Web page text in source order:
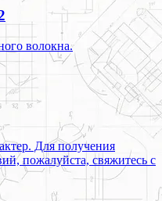
волокна.
Для получения
пожалуйста, свяжитесь с